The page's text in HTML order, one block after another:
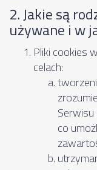
2. Jakie są
używane i w
Pliki cookies
celach:
co